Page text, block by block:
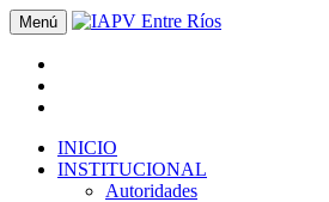
Menú
INICIO
INSTITUCIONAL
Autoridades